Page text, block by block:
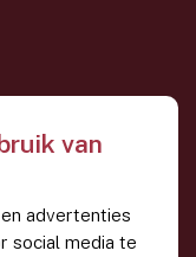
van
advertenties
social media te